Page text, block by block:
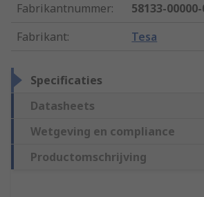
Fabrikantnummer:
58133-
Fabrikant: Tesa
Specificaties
Datasheets
Wetgeving en compliance
Productomschrijving